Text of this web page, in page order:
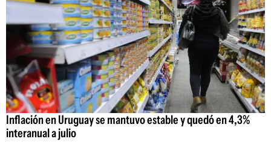
Inflación en Uruguay se mantuvo estable y quedó en 4,3%
interanual a julio